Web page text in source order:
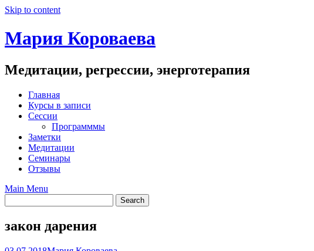
Skip to content
Мария Короваева
Медитации, регрессии, энерготерапия
Главная
Курсы в записи
Сессии
Программмы
Заметки
Медитации
Семинары
Отзывы
Main Menu
закон дарения